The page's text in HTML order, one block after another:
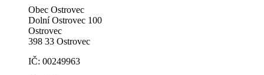
Obec Ostrovec
Dolní Ostrovec 100
Ostrovec
398 33 Ostrovec
IČ: 00249963